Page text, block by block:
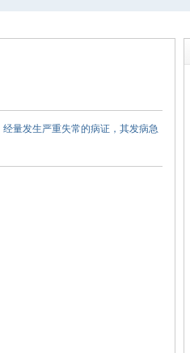
量发生严重失常的病证，其发病急